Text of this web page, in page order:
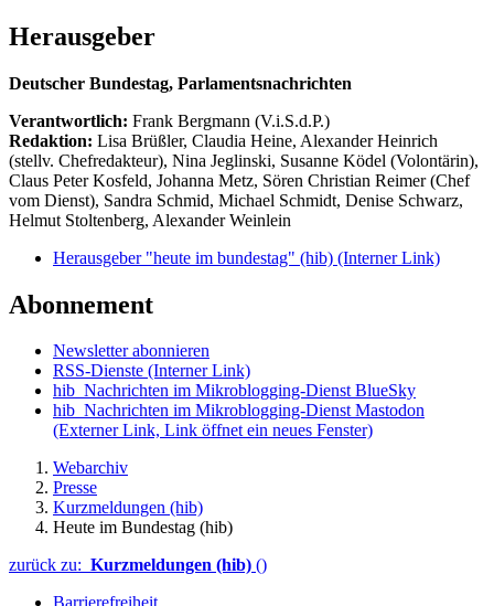
Herausgeber
Deutscher Bundestag, Parlamentsnachrichten
Verantwortlich: Frank Bergmann (V.i.S.d.P.)
Redaktion: Lisa Brüßler, Claudia Heine, Alexander Heinrich
(stellv. Chefredakteur), Nina Jeglinski, Susanne Ködel (Volontärin),
Claus Peter Kosfeld, Johanna Metz, Sören Christian Reimer (Chef
vom Dienst), Sandra Schmid, Michael Schmidt, Denise Schwarz,
Helmut Stoltenberg, Alexander Weinlein
Herausgeber "heute im bundestag" (hib) (Interner Link)
Abonnement
Newsletter abonnieren
RSS-Dienste (Interner Link)
hib_Nachrichten im Mikroblogging-Dienst BlueSky
hib_Nachrichten im Mikroblogging-Dienst Mastodon
(Externer Link, Link öffnet ein neues Fenster)
Webarchiv
Presse
Kurzmeldungen (hib)
Heute im Bundestag (hib)
zurück zu: Kurzmeldungen (hib) ()